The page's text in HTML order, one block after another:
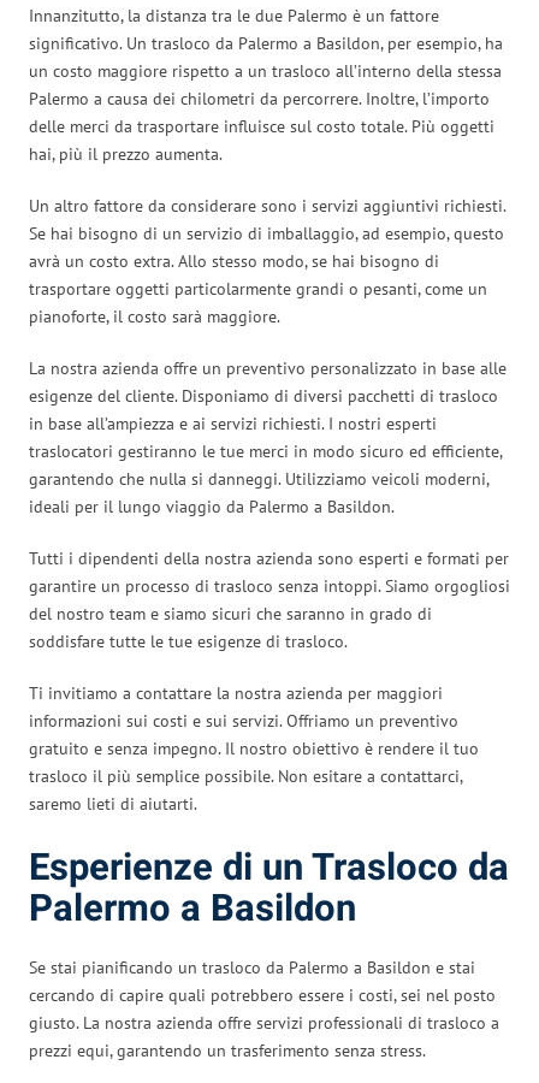
Innanzitutto, la distanza tra le due Palermo è un fattore
significativo. Un trasloco da Palermo a Basildon, per esempio, ha
un costo maggiore rispetto a un trasloco all’interno della stessa
Palermo a causa dei chilometri da percorrere. Inoltre, l’importo
delle merci da trasportare influisce sul costo totale. Più oggetti
hai, più il prezzo aumenta.
Un altro fattore da considerare sono i servizi aggiuntivi richiesti.
Se hai bisogno di un servizio di imballaggio, ad esempio, questo
avrà un costo extra. Allo stesso modo, se hai bisogno di
trasportare oggetti particolarmente grandi o pesanti, come un
pianoforte, il costo sarà maggiore.
La nostra azienda offre un preventivo personalizzato in base alle
esigenze del cliente. Disponiamo di diversi pacchetti di trasloco
in base all’ampiezza e ai servizi richiesti. I nostri esperti
traslocatori gestiranno le tue merci in modo sicuro ed efficiente,
garantendo che nulla si danneggi. Utilizziamo veicoli moderni,
ideali per il lungo viaggio da Palermo a Basildon.
Tutti i dipendenti della nostra azienda sono esperti e formati per
garantire un processo di trasloco senza intoppi. Siamo orgogliosi
del nostro team e siamo sicuri che saranno in grado di
soddisfare tutte le tue esigenze di trasloco.
Ti invitiamo a contattare la nostra azienda per maggiori
informazioni sui costi e sui servizi. Offriamo un preventivo
gratuito e senza impegno. Il nostro obiettivo è rendere il tuo
trasloco il più semplice possibile. Non esitare a contattarci,
saremo lieti di aiutarti.
Esperienze di un Trasloco da
Palermo a Basildon
Se stai pianificando un trasloco da Palermo a Basildon e stai
cercando di capire quali potrebbero essere i costi, sei nel posto
giusto. La nostra azienda offre servizi professionali di trasloco a
prezzi equi, garantendo un trasferimento senza stress.